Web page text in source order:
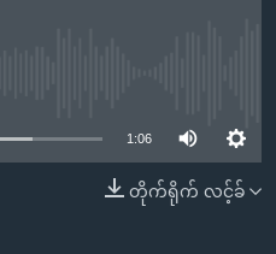
1:06
တိုက်ရိုက် လင့်ခ်